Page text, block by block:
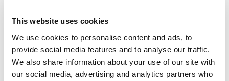
This website uses cookies
We use cookies to personalise content and ads, to
provide social media features and to analyse our traffic.
We also share information about your use of our site with
our social media, advertising and analytics partners who
Garantía:
5 años
Download